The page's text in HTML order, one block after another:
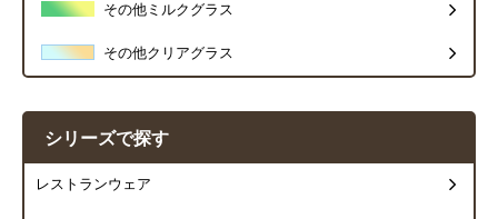
その他ミルクグラス
その他クリアグラス
シリーズで探す
レストランウェア